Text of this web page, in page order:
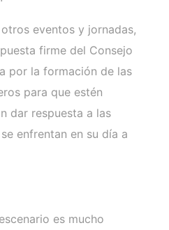
eventos y jornadas,
firme del Consejo
por la formación de las
para que estén
dar respuesta a las
enfrentan en su día a
es mucho